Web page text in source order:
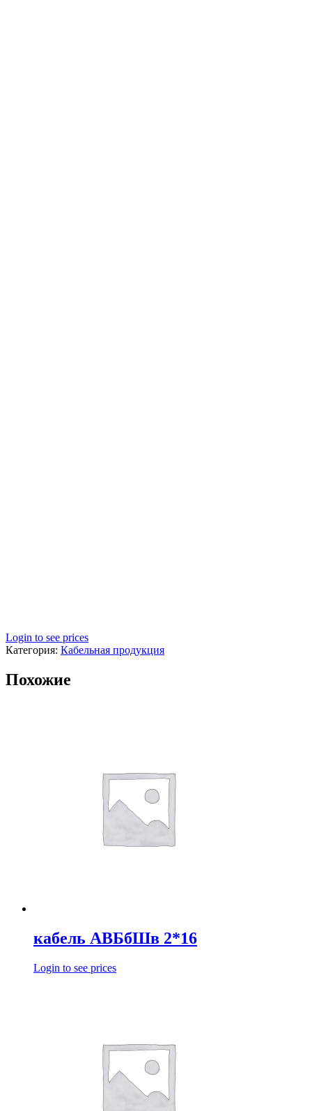
Login to see prices
Категория: Кабельная продукция
Похожие
кабель АВБбШв 2*16
Login to see prices